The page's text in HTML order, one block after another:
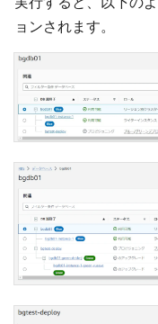
ョンされます。